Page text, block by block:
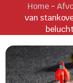
Home -
van